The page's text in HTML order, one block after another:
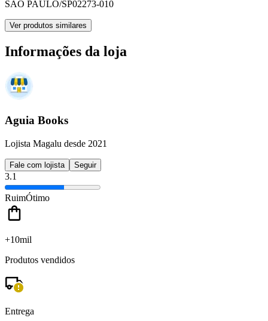
SAO PAULO/SP02273-010
Ver produtos similares
Informações da loja
Aguia Books
Lojista Magalu desde 2021
Fale com lojista Seguir
3.1
RuimÓtimo
+10mil
Produtos vendidos
Entrega